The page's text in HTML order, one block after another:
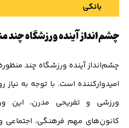
بانکی
چشم‌انداز آینده ورزشگاه چند
چشم‌انداز آینده ورزشگاه چند
امیدوارکننده است. با توجه به
ورزشی و تفریحی مدرن، این
کانون‌های مهم فرهنگی، اجتماعی